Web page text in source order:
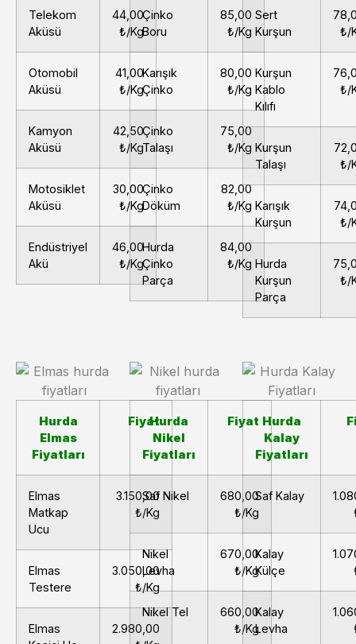
Telekom
Aküsü
44,00
₺/Kg
Otomobil
Aküsü
41,00
₺/Kg
Kamyon
Aküsü
42,50
₺/Kg
Motosiklet
Aküsü
30,00
₺/Kg
Endüstriyel
Akü
46,00
₺/Kg
Çinko
Boru
85,00
₺/Kg
Karışık
Çinko
80,00
₺/Kg
Çinko
Talaşı
75,00
₺/Kg
Çinko
Döküm
82,00
₺/Kg
Hurda
Çinko
Parça
84,00
₺/Kg
Sert
Kurşun
₺/
Kurşun
Kablo
Kılıfı
₺/
Kurşun
Talaşı
₺/
Karışık
Kurşun
₺/
Hurda
Kurşun
Parça
₺/
Hurda
Elmas
Fiyatları
Fiyat
Elmas
Matkap
Ucu
3.150,00
₺/Kg
Elmas
Testere
3.050,00
₺/Kg
Elmas
2.980,00
Hurda
Nikel
Fiyatları
Fiyat
Saf Nikel
680,00
₺/Kg
Nikel
Levha
670,00
₺/Kg
Nikel Tel
660,00
₺/Kg
Hurda
Kalay
Fiyatları
Saf Kalay
Kalay
Külçe
Kalay
Levha